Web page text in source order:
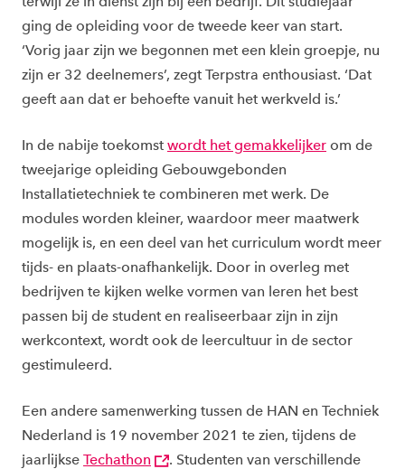
ging de opleiding voor de tweede keer van start.
‘Vorig jaar zijn we begonnen met een klein groepje, nu
zijn er 32 deelnemers’, zegt Terpstra enthousiast. ‘Dat
geeft aan dat er behoefte vanuit het werkveld is.’
In de nabije toekomst wordt het gemakkelijker om de
tweejarige opleiding Gebouwgebonden
Installatietechniek te combineren met werk. De
modules worden kleiner, waardoor meer maatwerk
mogelijk is, en een deel van het curriculum wordt meer
tijds- en plaats-onafhankelijk. Door in overleg met
bedrijven te kijken welke vormen van leren het best
passen bij de student en realiseerbaar zijn in zijn
werkcontext, wordt ook de leercultuur in de sector
gestimuleerd.
Een andere samenwerking tussen de HAN en Techniek
Nederland is 19 november 2021 te zien, tijdens de
jaarlijkse Techathon
. Studenten van verschillende